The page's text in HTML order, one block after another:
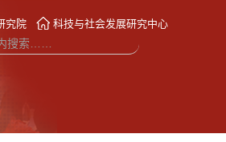
究院 科技与社会发展研究中心